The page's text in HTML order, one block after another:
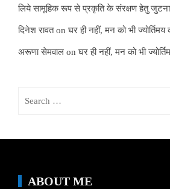
लिये सामूहिक रूप से प्रकृति के संरक्षण हेतु जुटना
दिनेश रावतonघर ही नहीं, मन को भी ज्योर्तिमय
अरूणा सेमवाल onघर ही नहीं, मन को भी
ABOUT ME